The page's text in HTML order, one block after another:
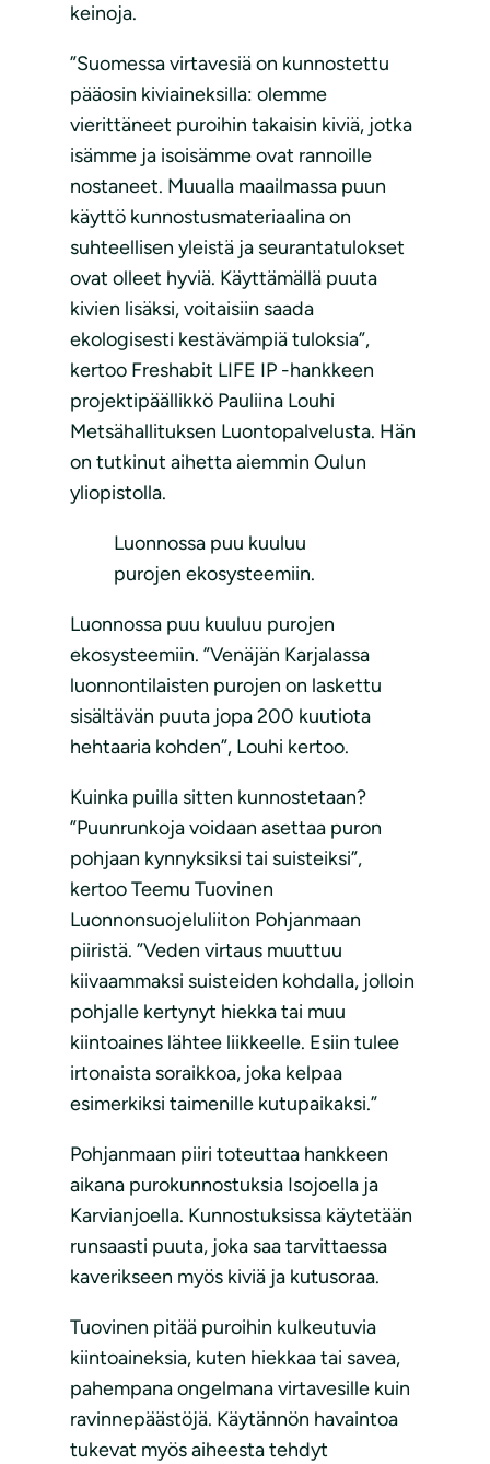
keinoja.
”Suomessa virtavesiä on kunnostettu
pääosin kiviaineksilla: olemme
vierittäneet puroihin takaisin kiviä, jotka
isämme ja isoisämme ovat rannoille
nostaneet. Muualla maailmassa puun
käyttö kunnostusmateriaalina on
suhteellisen yleistä ja seurantatulokset
ovat olleet hyviä. Käyttämällä puuta
kivien lisäksi, voitaisiin saada
ekologisesti kestävämpiä tuloksia”,
kertoo Freshabit LIFE IP -hankkeen
projektipäällikkö Pauliina Louhi
Metsähallituksen Luontopalvelusta. Hän
on tutkinut aihetta aiemmin Oulun
yliopistolla.
Luonnossa puu kuuluu
purojen ekosysteemiin.
Luonnossa puu kuuluu purojen
ekosysteemiin. ”Venäjän Karjalassa
luonnontilaisten purojen on laskettu
sisältävän puuta jopa 200 kuutiota
hehtaaria kohden”, Louhi kertoo.
Kuinka puilla sitten kunnostetaan?
”Puunrunkoja voidaan asettaa puron
pohjaan kynnyksiksi tai suisteiksi”,
kertoo Teemu Tuovinen
Luonnonsuojeluliiton Pohjanmaan
piiristä. ”Veden virtaus muuttuu
kiivaammaksi suisteiden kohdalla, jolloin
pohjalle kertynyt hiekka tai muu
kiintoaines lähtee liikkeelle. Esiin tulee
irtonaista soraikkoa, joka kelpaa
esimerkiksi taimenille kutupaikaksi.”
Pohjanmaan piiri toteuttaa hankkeen
aikana purokunnostuksia Isojoella ja
Karvianjoella. Kunnostuksissa käytetään
runsaasti puuta, joka saa tarvittaessa
kaverikseen myös kiviä ja kutusoraa.
Tuovinen pitää puroihin kulkeutuvia
kiintoaineksia, kuten hiekkaa tai savea,
pahempana ongelmana virtavesille kuin
ravinnepäästöjä. Käytännön havaintoa
tukevat myös aiheesta tehdyt